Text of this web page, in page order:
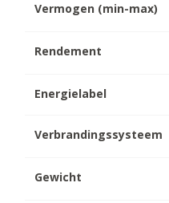
Vermogen (min-max)
Rendement
Energielabel
Verbrandingssysteem
Gewicht